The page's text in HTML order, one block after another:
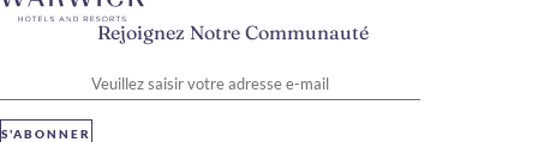
Rejoignez Notre Communauté
S'ABONNER